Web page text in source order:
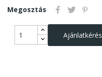
Megosztás
Ajánlatkérés